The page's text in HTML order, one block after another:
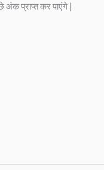
अंक प्राप्त कर पाएंगे |